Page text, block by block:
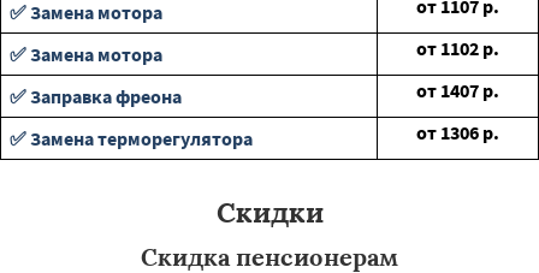
✅ Замена мотора
от 1107 р.
✅ Замена мотора
от 1102 р.
✅ Заправка фреона
от 1407 р.
✅ Замена терморегулятора
от 1306 р.
Скидки
Скидка пенсионерам